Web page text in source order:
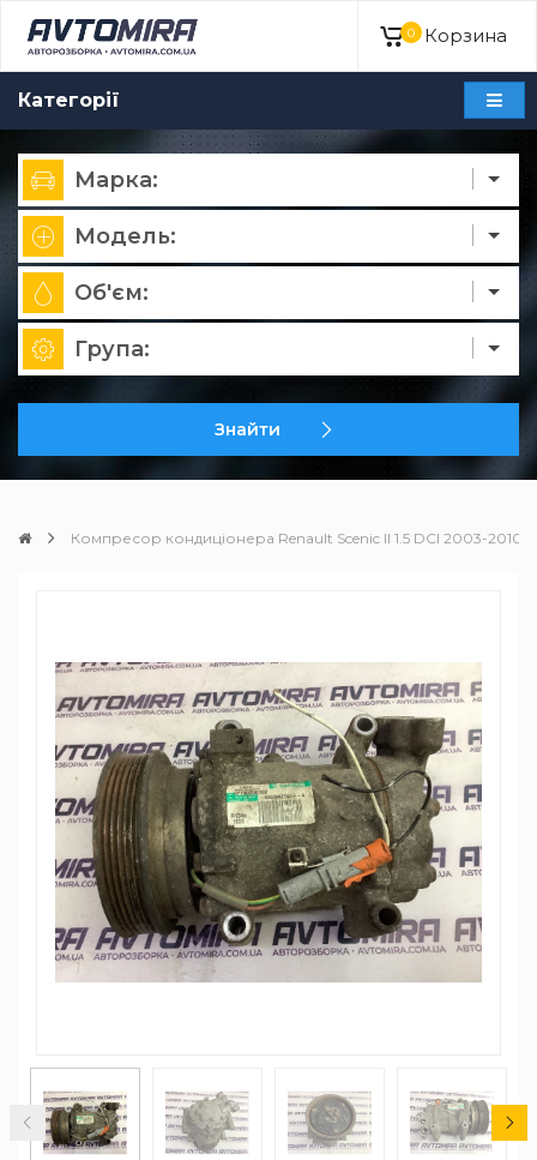
0 Корзина
Категорії
Марка:
Модель:
Об'єм:
Група:
Знайти
Компресор кондиціонера Renault Scenic II 1.5 DCI 2003-2010